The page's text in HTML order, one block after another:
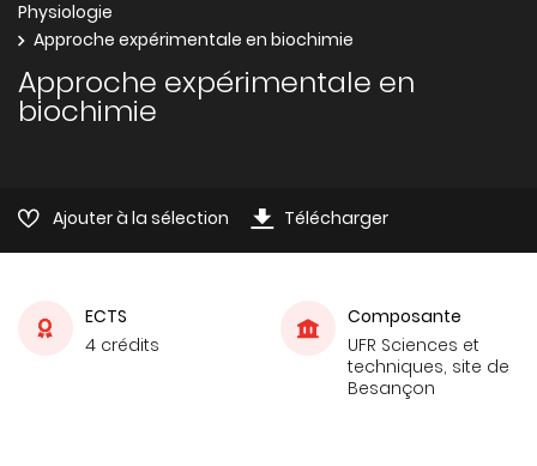
Physiologie
Approche expérimentale en biochimie
Approche expérimentale en
biochimie
Ajouter à la sélection Télécharger
ECTS
4 crédits
Composante
UFR Sciences et
techniques, site de
Besançon